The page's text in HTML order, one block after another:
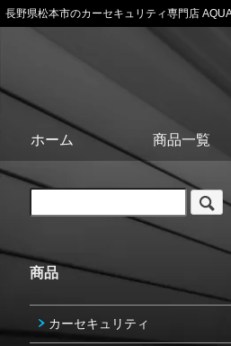
長野県松本市のカーセキュリティ専門店
ホーム 商品一覧
商品
カーセキュリティ